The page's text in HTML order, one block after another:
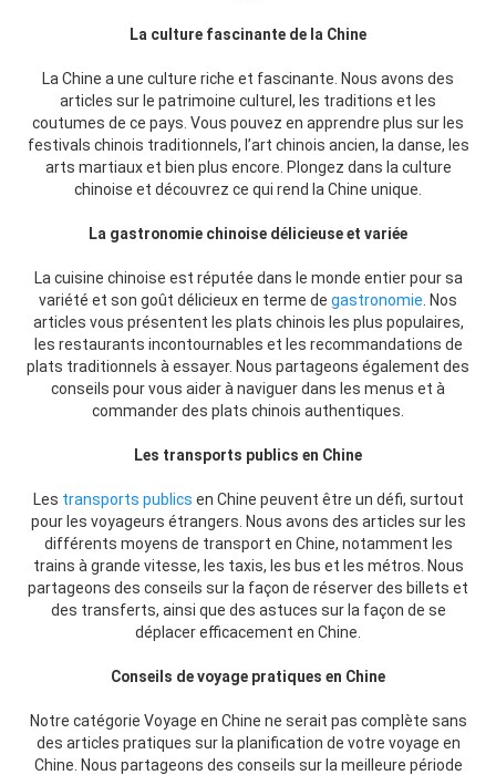
La culture fascinante de la Chine
La Chine a une culture riche et fascinante. Nous avons des
articles sur le patrimoine culturel, les traditions et les
coutumes de ce pays. Vous pouvez en apprendre plus sur les
festivals chinois traditionnels, l’art chinois ancien, la danse, les
arts martiaux et bien plus encore. Plongez dans la culture
chinoise et découvrez ce qui rend la Chine unique.
La gastronomie chinoise délicieuse et variée
La cuisine chinoise est réputée dans le monde entier pour sa
variété et son goût délicieux en terme de gastronomie . Nos
articles vous présentent les plats chinois les plus populaires,
les restaurants incontournables et les recommandations de
plats traditionnels à essayer. Nous partageons également des
conseils pour vous aider à naviguer dans les menus et à
commander des plats chinois authentiques.
Les transports publics en Chine
Les transports publics en Chine peuvent être un défi, surtout
pour les voyageurs étrangers. Nous avons des articles sur les
différents moyens de transport en Chine, notamment les
trains à grande vitesse, les taxis, les bus et les métros. Nous
partageons des conseils sur la façon de réserver des billets et
des transferts, ainsi que des astuces sur la façon de se
déplacer efficacement en Chine.
Conseils de voyage pratiques en Chine
Notre catégorie Voyage en Chine ne serait pas complète sans
des articles pratiques sur la planification de votre voyage en
Chine. Nous partageons des conseils sur la meilleure période